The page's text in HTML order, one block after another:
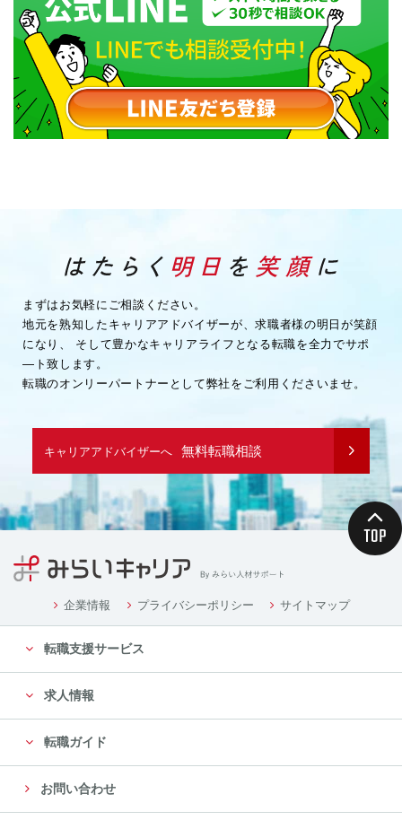
まずはお気軽にご相談ください。
地元を熟知したキャリアアドバイザーが、求職者様の明日が笑顔
になり、
そして豊かなキャリアライフとなる転職を全力でサポ
―ト致します。
転職のオンリーパートナーとして弊社をご利用くださいませ。
キャリアアドバイザーへ 無料転職相談
企業情報 プライバシーポリシー サイトマップ
転職支援サービス
求人情報
転職ガイド
お問い合わせ